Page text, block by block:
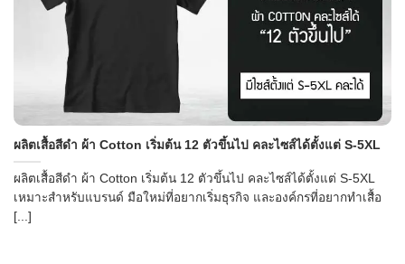
ผลิตเสื้อสีดำ ผ้า Cotton เริ่มต้น 12 ตัวขึ้นไป คละไซส์ได้ตั้งแต่ S-5XL
ผลิตเสื้อสีดำ ผ้า Cotton เริ่มต้น 12 ตัวขึ้นไป คละไซส์ได้ตั้งแต่ S-5XL
เหมาะสำหรับแบรนด์ มือใหม่ที่อยากเริ่มธุรกิจ และองค์กรที่อยากทำเสื้อ
[...]